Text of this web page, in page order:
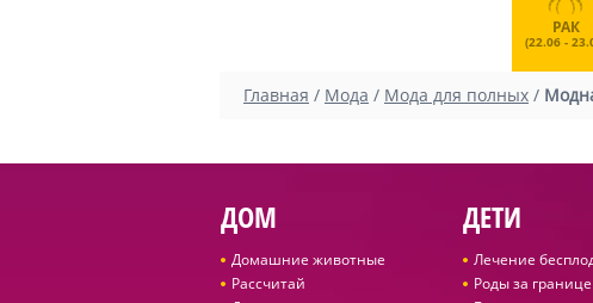
РАК
(22.06 -
Главная / Мода / Мода для полных /
ДОМ
Домашние животные
Рассчитай
ДЕТИ
Лечение
Роды за